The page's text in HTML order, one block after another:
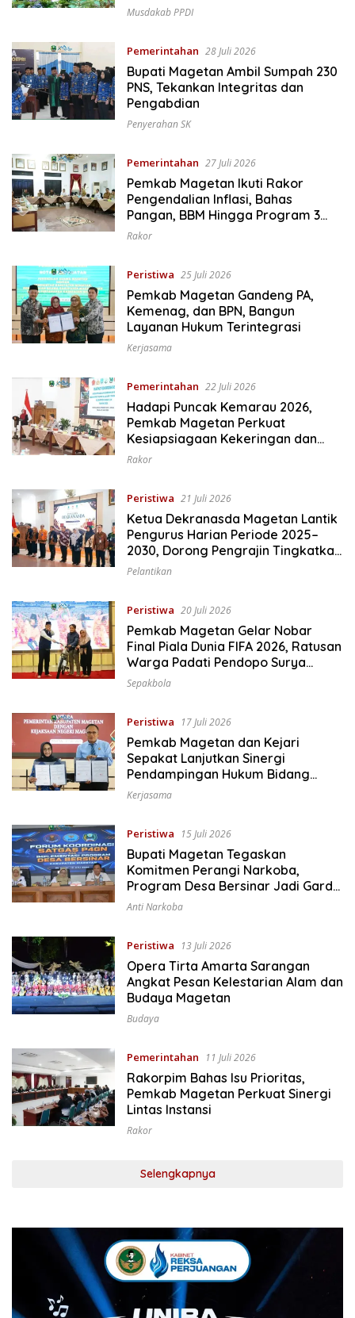
Musdakab PPDI
Pemerintahan 28 Juli 2026
Bupati Magetan Ambil Sumpah 230
PNS, Tekankan Integritas dan
Pengabdian
Penyerahan SK
Pemerintahan 27 Juli 2026
Pemkab Magetan Ikuti Rakor
Pengendalian Inflasi, Bahas
Pangan, BBM Hingga Program 3
Juta Rumah
Rakor
Peristiwa 25 Juli 2026
Pemkab Magetan Gandeng PA,
Kemenag, dan BPN, Bangun
Layanan Hukum Terintegrasi
Kerjasama
Pemerintahan 22 Juli 2026
Hadapi Puncak Kemarau 2026,
Pemkab Magetan Perkuat
Kesiapsiagaan Kekeringan dan
Karhutla
Rakor
Peristiwa 21 Juli 2026
Ketua Dekranasda Magetan Lantik
Pengurus Harian Periode 2025–
2030, Dorong Pengrajin Tingkatkan
Daya Saing
Pelantikan
Peristiwa 20 Juli 2026
Pemkab Magetan Gelar Nobar
Final Piala Dunia FIFA 2026, Ratusan
Warga Padati Pendopo Surya
Graha
Sepakbola
Peristiwa 17 Juli 2026
Pemkab Magetan dan Kejari
Sepakat Lanjutkan Sinergi
Pendampingan Hukum Bidang
Datun
Kerjasama
Peristiwa 15 Juli 2026
Bupati Magetan Tegaskan
Komitmen Perangi Narkoba,
Program Desa Bersinar Jadi Garda
Terdepan
Anti Narkoba
Peristiwa 13 Juli 2026
Opera Tirta Amarta Sarangan
Angkat Pesan Kelestarian Alam dan
Budaya Magetan
Budaya
Pemerintahan 11 Juli 2026
Rakorpim Bahas Isu Prioritas,
Pemkab Magetan Perkuat Sinergi
Lintas Instansi
Rakor
Selengkapnya